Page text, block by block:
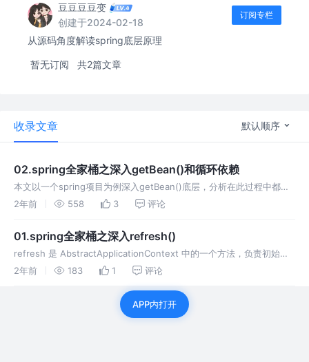
豆豆豆豆变
创建于2024-02-18
订阅专栏
从源码角度解读spring底层原理
暂无订阅 共2篇文章
收录文章 默认顺序
02.spring全家桶之深入getBean()和循环依赖
本文以一个spring项目为例深入getBean()底层，分析在此过程中都做
了那些事情，spring提供了那些扩展点。
2年前 558 3 评论
01.spring全家桶之深入refresh()
refresh 是 AbstractApplicationContext 中的一个方法，负责初始化
ApplicationContext 容器，容器必须调用 refresh 才能正常工作。
2年前 183 1 评论
APP内打开